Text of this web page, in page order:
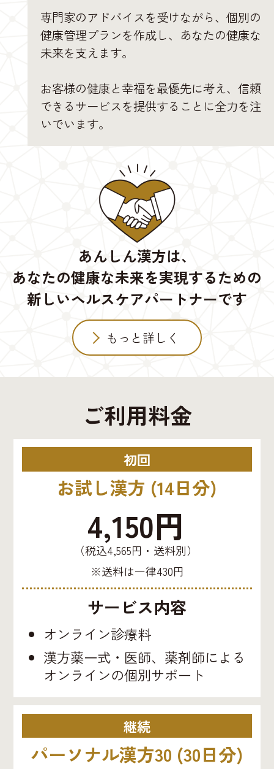
専門家のアドバイスを受けながら、個別の
健康管理プランを作成し、あなたの健康な
未来を支えます。
お客様の健康と幸福を最優先に考え、信頼
できるサービスを提供することに全力を注
いでいます。
あんしん漢方は、
あなたの健康な未来を実現するための
新しいヘルスケアパートナーです
もっと詳しく
ご利用料金
初回
お試し漢方 (14日分)
4,150円
（税込4,565円・送料別）
※送料は一律430円
サービス内容
オンライン診療料
漢方薬一式・医師、薬剤師による
オンラインの個別サポート
継続
パーソナル漢方30 (30日分)